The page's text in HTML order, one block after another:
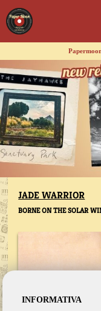
JADE WARRIOR
BORNE ON THE SOLAR
INFORMATIVA